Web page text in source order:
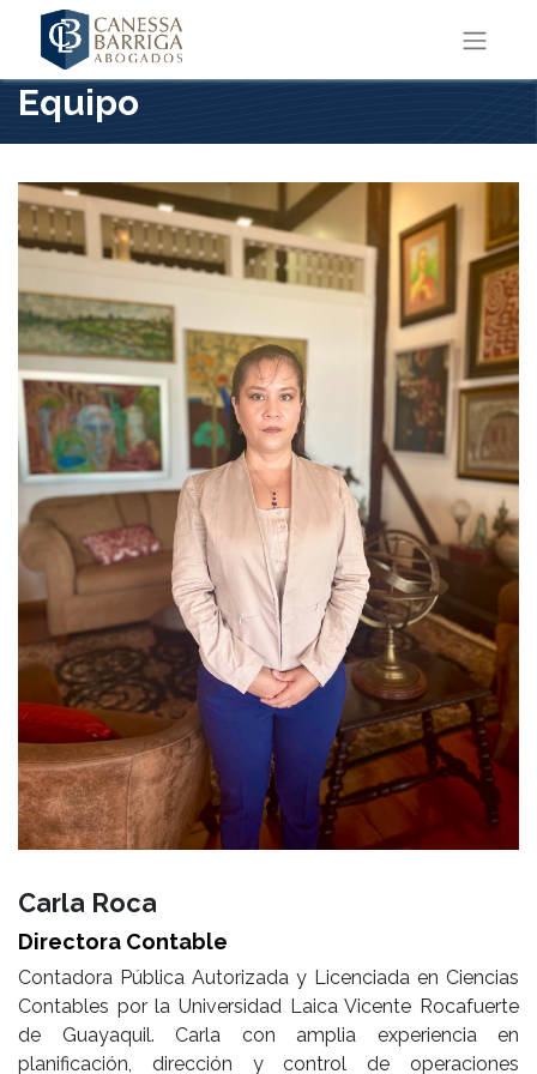
Equipo
Carla Roca
Directora Contable
Contadora Pública Autorizada y Licenciada en Ciencias
Contables por la Universidad Laica Vicente Rocafuerte
de Guayaquil. Carla con amplia experiencia en
planificación, dirección y control de operaciones